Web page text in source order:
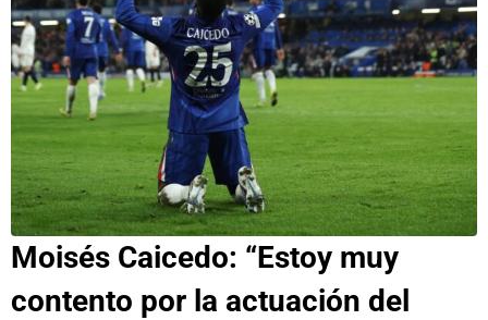
Moisés Caicedo: “Estoy muy
contento por la actuación del